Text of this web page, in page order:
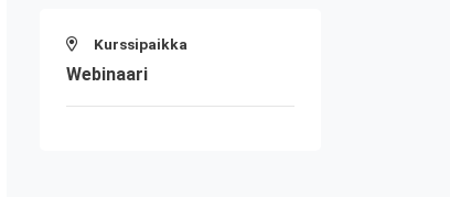
Kurssipaikka
Webinaari